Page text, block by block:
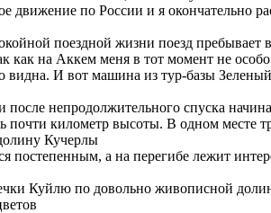
движение по России и я окончательно
поездной жизни поезд
как на Аккем меня в тот момент не
видна. И вот машина из тур-базы
после непродолжительного спуска
почти километр высоты. В одном месте
Кучерлы
постепенным, а на перегибе лежит
Куйлю по довольно живописной